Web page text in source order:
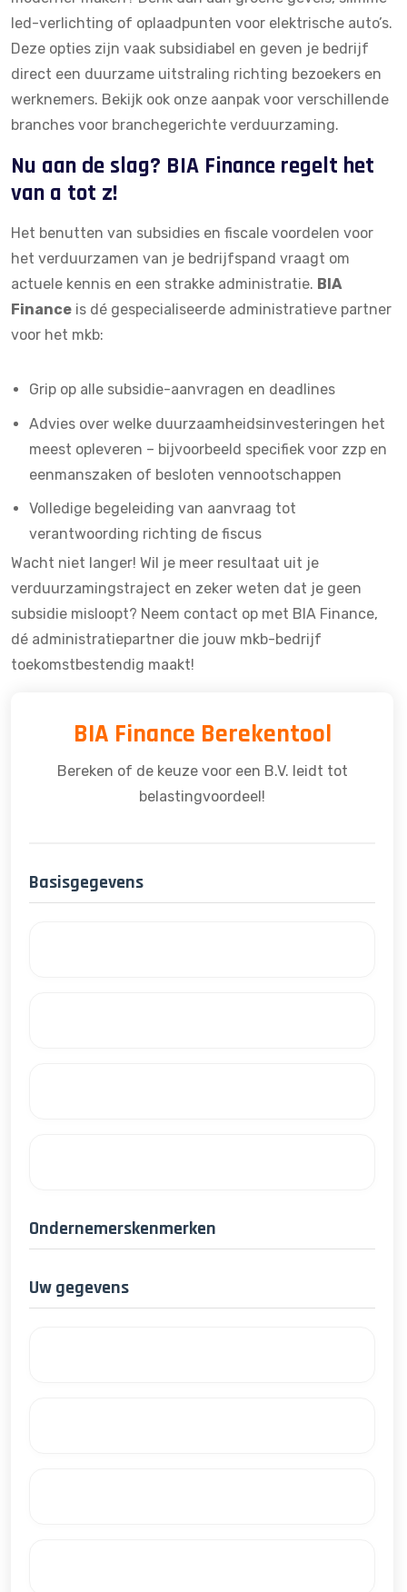
led-verlichting of oplaadpunten voor elektrische auto’s.
Deze opties zijn vaak subsidiabel en geven je bedrijf
direct een duurzame uitstraling richting bezoekers en
werknemers. Bekijk ook onze aanpak voor verschillende
branches voor branchegerichte verduurzaming.
Nu aan de slag? BIA Finance regelt het
van a tot z!
Het benutten van subsidies en fiscale voordelen voor
het verduurzamen van je bedrijfspand vraagt om
actuele kennis en een strakke administratie. BIA
Finance is dé gespecialiseerde administratieve partner
voor het mkb:
Grip op alle subsidie-aanvragen en deadlines
Advies over welke duurzaamheidsinvesteringen het
meest opleveren – bijvoorbeeld specifiek voor zzp en
eenmanszaken of besloten vennootschappen
Volledige begeleiding van aanvraag tot
verantwoording richting de fiscus
Wacht niet langer! Wil je meer resultaat uit je
verduurzamingstraject en zeker weten dat je geen
subsidie misloopt? Neem contact op met BIA Finance,
dé administratiepartner die jouw mkb-bedrijf
toekomstbestendig maakt!
BIA Finance Berekentool
Bereken of de keuze voor een B.V. leidt tot
belastingvoordeel!
Basisgegevens
Ondernemerskenmerken
Uw gegevens